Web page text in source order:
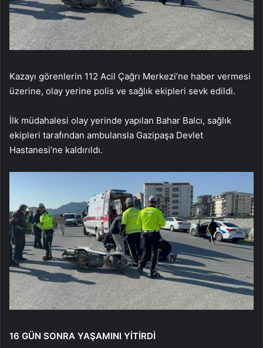
Kazayı görenlerin 112 Acil Çağrı Merkezi’ne haber vermesi
üzerine, olay yerine polis ve sağlık ekipleri sevk edildi.
İlk müdahalesi olay yerinde yapılan Bahar Balcı, sağlık
ekipleri tarafından ambulansla Gazipaşa Devlet
Hastanesi’ne kaldırıldı.
16 GÜN SONRA YAŞAMINI YİTİRDİ